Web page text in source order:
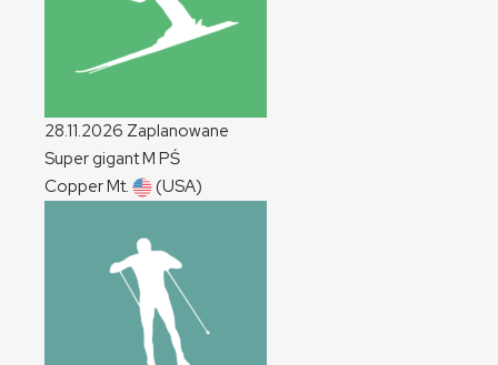
28.11.2026 Zaplanowane
Super gigantM PŚ
Copper Mt.
(USA)